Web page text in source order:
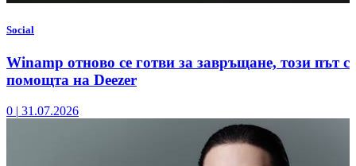
Social
Winamp отново се готви за завръщане, този път с
помощта на Deezer
0 | 31.07.2026